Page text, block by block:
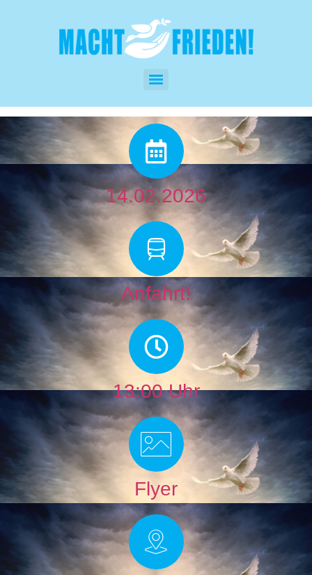
14.02.2026
Anfahrt!
13:00 Uhr
Flyer